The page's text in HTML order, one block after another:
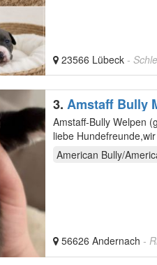
23566 Lübeck -
3. Amstaff Bully
Amstaff-Bully Welpen
liebe
bekommen. Es…
American Bully/
56626 Andernach -